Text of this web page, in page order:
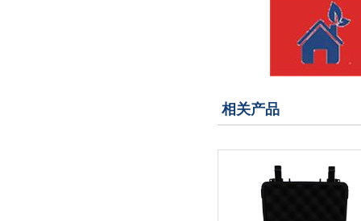
相关产品